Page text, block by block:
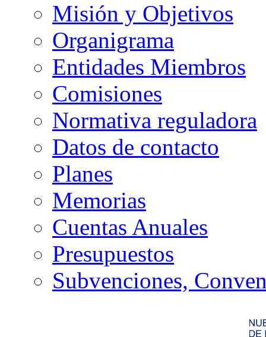
Misión y Objetivos
Organigrama
Entidades Miembros
Comisiones
Normativa reguladora
Datos de contacto
Planes
Memorias
Cuentas Anuales
Presupuestos
Subvenciones,